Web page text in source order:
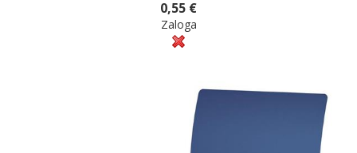
0,55 €
Zaloga